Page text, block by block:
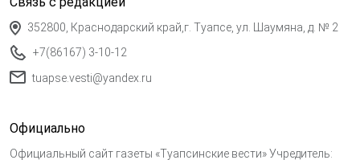
352800, Краснодарский край,г. Туапсе, ул. Шаумяна, д. № 2
+7(86167) 3-10-12
tuapse.vesti@yandex.ru
Официально
Официальный сайт газеты «Туапсинские вести» Учредитель: